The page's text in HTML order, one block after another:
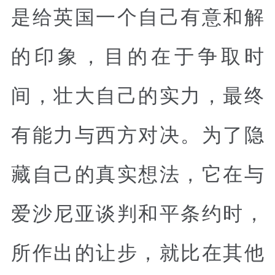
是给英国一个自己有意和解
的印象，目的在于争取时
间，壮大自己的实力，最终
有能力与西方对决。为了隐
藏自己的真实想法，它在与
爱沙尼亚谈判和平条约时，
所作出的让步，就比在其他